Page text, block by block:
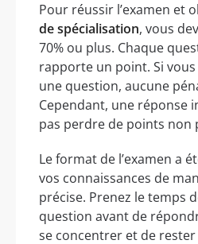
Pour réussir l’examen et
de spécialisation, vous
70% ou plus. Chaque
rapporte un point. Si
une question, aucune
Cependant, une réponse
pas perdre de points non
Le format de l’examen a
vos connaissances de
précise. Prenez le temps
question avant de
se concentrer et de